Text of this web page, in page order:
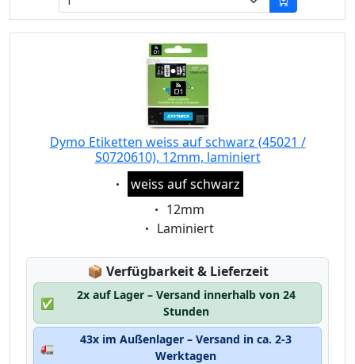
Dymo Etiketten weiss auf schwarz (45021 /
S0720610), 12mm, laminiert
Eigenschaft:
weiss auf schwarz
Eigenschaft:
12mm
Eigenschaft:
Laminiert
📦 Lagerstatus:
Verfügbarkeit & Lieferzeit
✅
2x auf Lager – Versand innerhalb von 24
Stunden
🚛
43x im Außenlager – Versand in ca. 2-3
Werktagen